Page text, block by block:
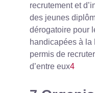
recrutement et
des jeunes
dérogatoire pour
handicapées à
permis de
d’entre eux4